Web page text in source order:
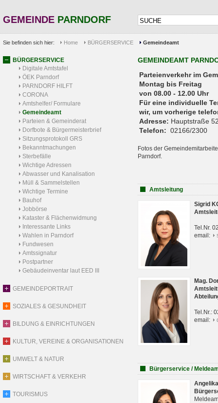
GEMEINDE PARNDORF
Sie befinden sich hier: Home BÜRGERSERVICE Gemeindeamt
BÜRGERSERVICE
Digitale Amtstafel
ÖEK Parndorf
PARNDORF HILFT
CORONA
Amtshelfer/ Formulare
Gemeindeamt
Parteien & Gemeinderat
Dorfbote & Bürgermeisterbrief
Sitzungsprotokoll GRS
Bekanntmachungen
Sterbefälle
Wichtige Adressen
Abwasser und Kanalisation
Müll & Sammelstellen
Wichtige Termine
Bauhof
Jobbörse
Kataster & Flächenwidmung
Interessante Links
Wahlen in Parndorf
Fundwesen
Amtssignatur
Postpartner
Gebäudeinventar laut EED III
GEMEINDEPORTRAIT
SOZIALES & GESUNDHEIT
BILDUNG & EINRICHTUNGEN
KULTUR, VEREINE & ORGANISATIONEN
UMWELT & NATUR
WIRTSCHAFT & VERKEHR
TOURISMUS
GEMEINDEAMT
Parteienverkehr
Montag bis Freitag
von 08.00 - 12.00 Uhr
Für eine individuelle
wir, um vorherige
Adresse: Hauptstraße
Telefon: 02166/2300
Fotos der
Parndorf.
Amtsleitung
Sigrid
Tel.Nr.
email:
Mag.
Tel.Nr.:
email:
Bürgerservice /